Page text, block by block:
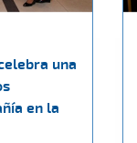
una
en la